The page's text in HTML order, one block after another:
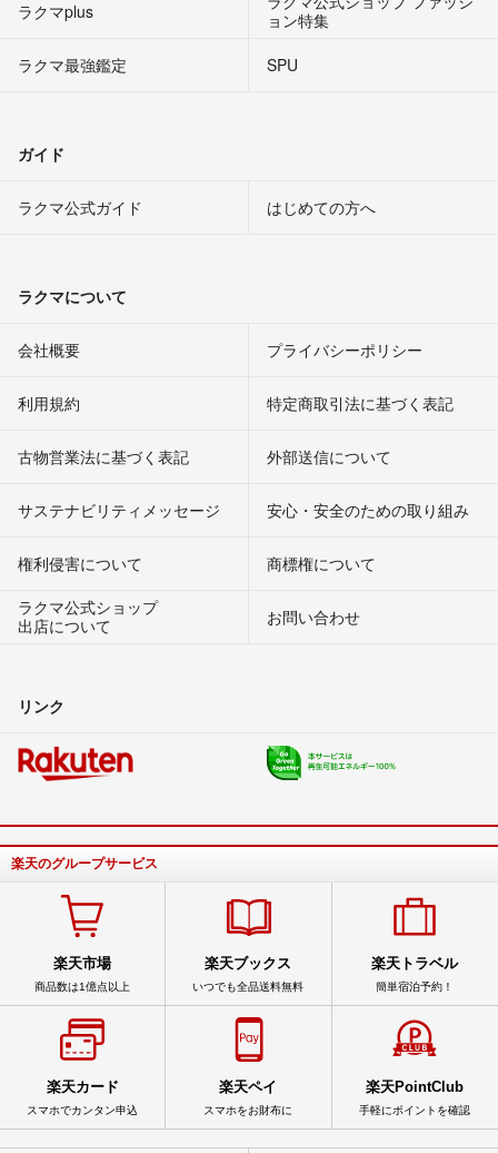
ラクマplus
ョン特集
ラクマ最強鑑定
SPU
ガイド
ラクマ公式ガイド はじめての方へ
ラクマについて
会社概要 プライバシーポリシー
利用規約 特定商取引法に基づく表記
古物営業法に基づく表記 外部送信について
サステナビリティメッセージ 安心・安全のための取り組み
権利侵害について
商標権について
ラクマ公式ショップ
出店について
お問い合わせ
リンク
楽天のグループサービス
楽天市場
商品数は1億点以上
楽天ブックス
いつでも全品送料無料
楽天トラベル
簡単宿泊予約！
楽天カード
スマホでカンタン申込
楽天ペイ
スマホをお財布に
楽天PointClub
手軽にポイントを確認